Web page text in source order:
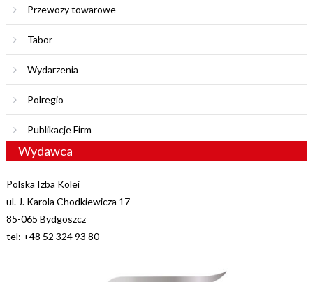
Przewozy towarowe
Tabor
Wydarzenia
Polregio
Publikacje Firm
Wydawca
Polska Izba Kolei
ul. J. Karola Chodkiewicza 17
85-065 Bydgoszcz
tel: +48 52 324 93 80